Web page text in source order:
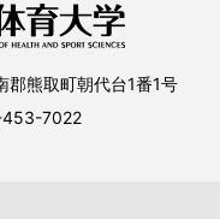
熊取町朝代台1番1号
7022